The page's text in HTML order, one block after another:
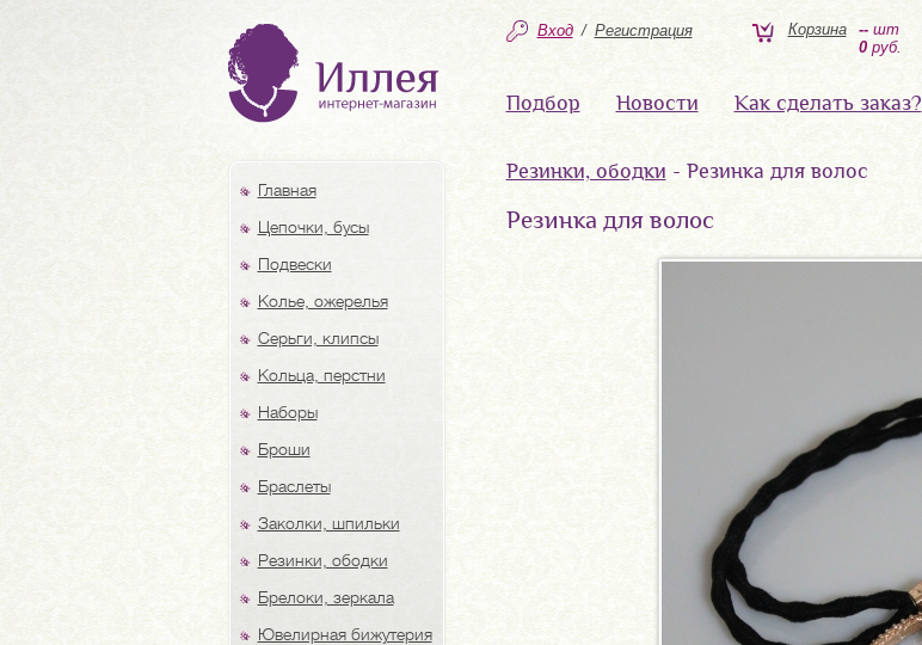
Вход / Регистрация Корзина --шт
0руб.
Подбор Новости Как сделать заказ?
Резинки, ободки - Резинка для волос
Резинка для волос
Главная
Цепочки, бусы
Подвески
Колье, ожерелья
Серьги, клипсы
Кольца, перстни
Наборы
Броши
Браслеты
Заколки, шпильки
Резинки, ободки
Брелоки, зеркала
Ювелирная бижутерия